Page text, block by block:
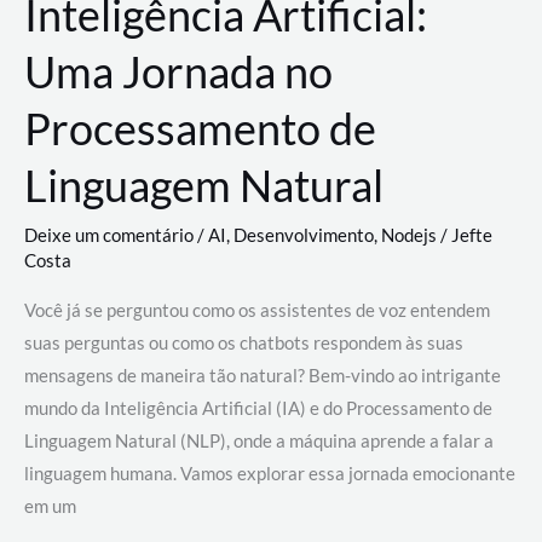
Inteligência Artificial:
Uma Jornada no
Processamento de
Linguagem Natural
Deixe um comentário/AI, Desenvolvimento, Nodejs / Jefte
Costa
Você já se perguntou como os assistentes de voz entendem
suas perguntas ou como os chatbots respondem às suas
mensagens de maneira tão natural? Bem-vindo ao intrigante
mundo da Inteligência Artificial (IA) e do Processamento de
Linguagem Natural (NLP), onde a máquina aprende a falar a
linguagem humana. Vamos explorar essa jornada emocionante
em um